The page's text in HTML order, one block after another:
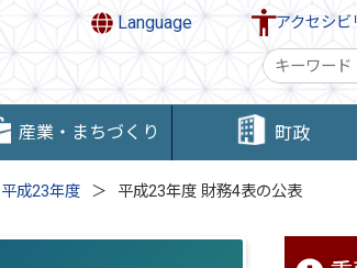
Language アクセシビ
検
索
キ
ー
ー
産業・まちづくり 町政
平成23年度 平成23年度 財務4表の公表